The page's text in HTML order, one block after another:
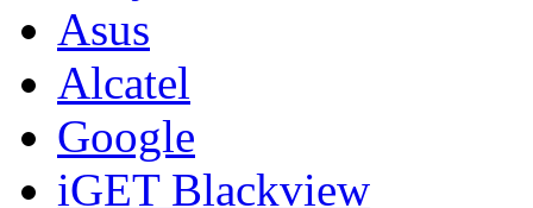
Asus
Alcatel
Google
iGET Blackview